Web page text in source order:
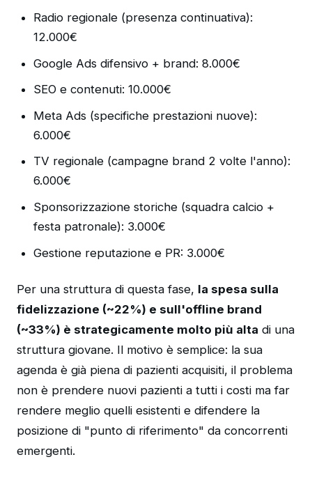
Radio regionale (presenza continuativa):
12.000€
Google Ads difensivo + brand: 8.000€
SEO e contenuti: 10.000€
Meta Ads (specifiche prestazioni nuove):
6.000€
TV regionale (campagne brand 2 volte l'anno):
6.000€
Sponsorizzazione storiche (squadra calcio +
festa patronale): 3.000€
Gestione reputazione e PR: 3.000€
Per una struttura di questa fase, la spesa sulla
fidelizzazione (~22%) e sull'offline brand
(~33%) è strategicamente molto più alta di una
struttura giovane. Il motivo è semplice: la sua
agenda è già piena di pazienti acquisiti, il problema
non è prendere nuovi pazienti a tutti i costi ma far
rendere meglio quelli esistenti e difendere la
posizione di "punto di riferimento" da concorrenti
emergenti.